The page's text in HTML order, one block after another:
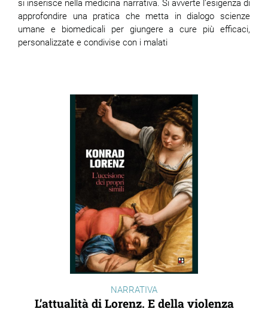
si inserisce nella medicina narrativa. Si avverte l’esigenza di
approfondire una pratica che metta in dialogo scienze
umane e biomedicali per giungere a cure più efficaci,
personalizzate e condivise con i malati
NARRATIVA
L’attualità di Lorenz. E della violenza